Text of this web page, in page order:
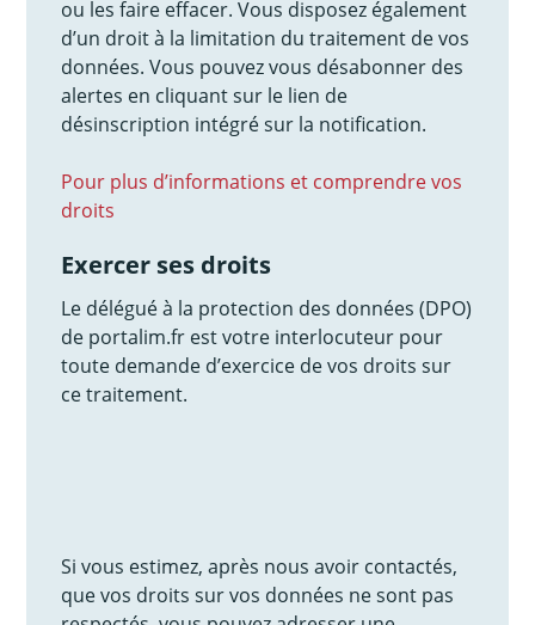
ou les faire effacer. Vous disposez également
d’un droit à la limitation du traitement de vos
données. Vous pouvez vous désabonner des
alertes en cliquant sur le lien de
désinscription intégré sur la notification.
Pour plus d’informations et comprendre vos
droits
Exercer ses droits
Le délégué à la protection des données (DPO)
de portalim.fr est votre interlocuteur pour
toute demande d’exercice de vos droits sur
ce traitement.
Si vous estimez, après nous avoir contactés,
que vos droits sur vos données ne sont pas